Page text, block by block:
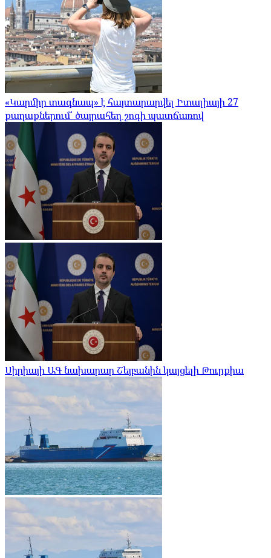
«Կարմիր տագնապ» է հայտարարվել Իտալիայի 27
քաղաքներում՝ ծայրահեղ շոգի պատճառով
Սիրիայի ԱԳ նախարար Շեյբանին կայցելի Թուրքիա